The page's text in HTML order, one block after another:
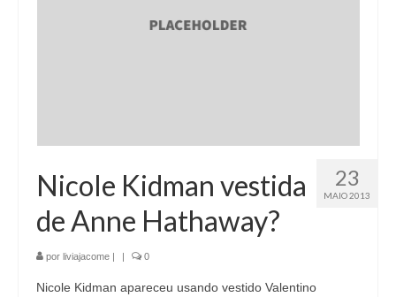
23
MAIO 2013
Nicole Kidman vestida
de Anne Hathaway?
por liviajacome 0
Nicole Kidman apareceu usando vestido Valentino